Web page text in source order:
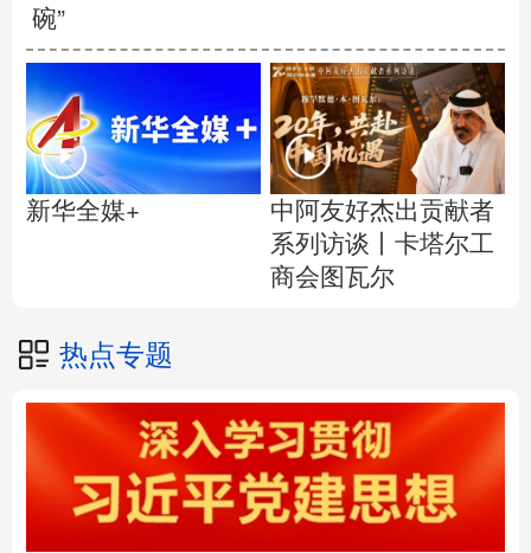
碗”
新华全媒+
中阿友好杰出贡献者
系列访谈丨卡塔尔工
商会图瓦尔
热点专题